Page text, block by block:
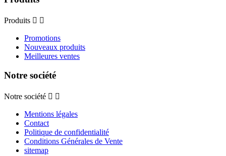
Produits  
Promotions
Nouveaux produits
Meilleures ventes
Notre société
Notre société  
Mentions légales
Contact
Politique de confidentialité
Conditions Générales de Vente
sitemap